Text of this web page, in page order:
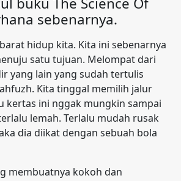
sebenarnya.
hidup kita. Kita ini sebenarnya
satu tujuan. Melompat dari
yang lain yang sudah tertulis
Kita tinggal memilih jalur
kertas ini nggak mungkin sampai
lemah. Terlalu mudah rusak
dia diikat dengan sebuah bola
membuatnya kokoh dan